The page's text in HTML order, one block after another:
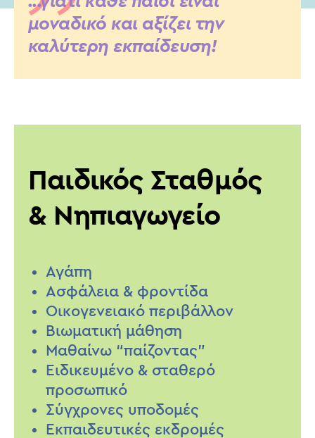
μοναδικό και αξίζει την
καλύτερη εκπαίδευση!
Παιδικός Σταθμός
& Νηπιαγωγείο
Αγάπη
Ασφάλεια & φροντίδα
Οικογενειακό περιβάλλον
Βιωματική μάθηση
Μαθαίνω “παίζοντας”
Ειδικευμένο & σταθερό
προσωπικό
Σύγχρονες υποδομές
Εκπαιδευτικές εκδρομές